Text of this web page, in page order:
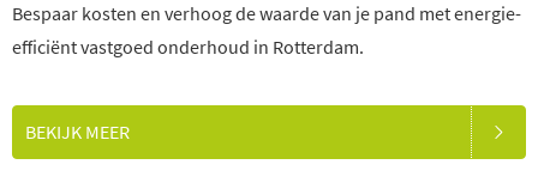
Bespaar kosten en verhoog de waarde van je pand met energie-
efficiënt vastgoed onderhoud in Rotterdam.
BEKIJK MEER